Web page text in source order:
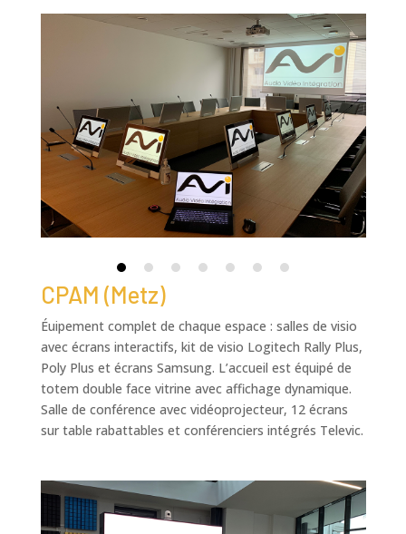
CPAM (Metz)
Éuipement complet de chaque espace : salles de visio
avec écrans interactifs, kit de visio Logitech Rally Plus,
Poly Plus et écrans Samsung. L’accueil est équipé de
totem double face vitrine avec affichage dynamique.
Salle de conférence avec vidéoprojecteur, 12 écrans
sur table rabattables et conférenciers intégrés Televic.